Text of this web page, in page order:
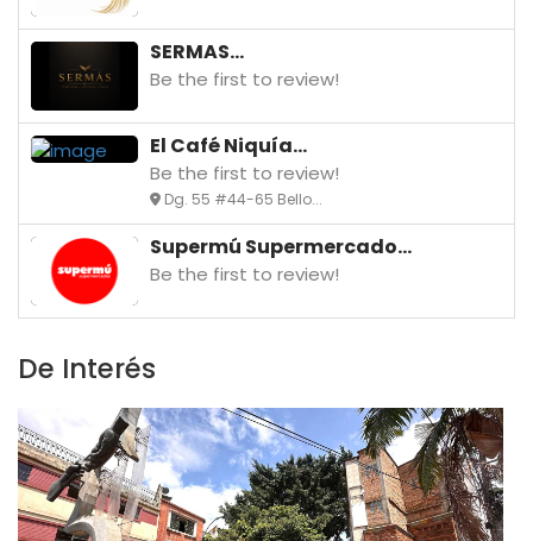
SERMAS...
Be the first to review!
El Café Niquía...
Be the first to review!
Dg. 55 #44-65 Bello...
Supermú Supermercado...
Be the first to review!
De Interés